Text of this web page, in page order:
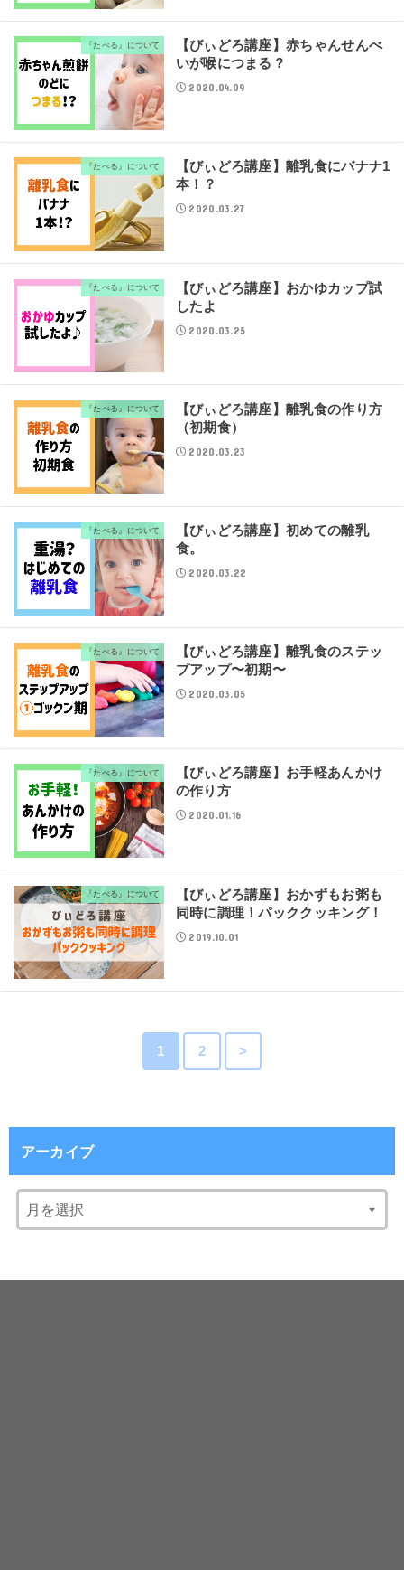
『たべる』について
【びぃどろ講座】赤ちゃんせんべ
いが喉につまる？
2020.04.09
『たべる』について
【びぃどろ講座】離乳食にバナナ1
本！？
2020.03.27
『たべる』について
【びぃどろ講座】おかゆカップ試
したよ
2020.03.25
『たべる』について
【びぃどろ講座】離乳食の作り方
（初期食）
2020.03.23
『たべる』について
【びぃどろ講座】初めての離乳
食。
2020.03.22
『たべる』について
【びぃどろ講座】離乳食のステッ
プアップ〜初期〜
2020.03.05
『たべる』について
【びぃどろ講座】お手軽あんかけ
の作り方
2020.01.16
『たべる』について
【びぃどろ講座】おかずもお粥も
同時に調理！パッククッキング！
2019.10.01
1 2 >
アーカイブ